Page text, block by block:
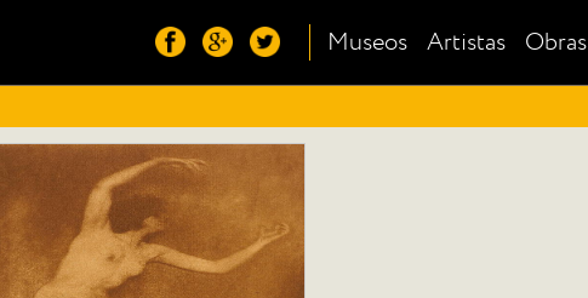
Museos Artistas Obras